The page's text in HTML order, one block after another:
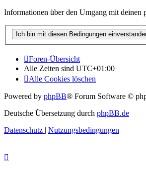
Informationen über den Umgang mit deinen
Foren-Übersicht
Alle Zeiten sind UTC+01:00
Alle Cookies löschen
Powered by phpBB® Forum Software ©
Deutsche Übersetzung durch phpBB.de
Datenschutz | Nutzungsbedingungen